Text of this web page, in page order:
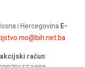
i HercegovinaE-
račun: